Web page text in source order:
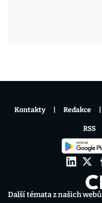
Další témata z našich webů
Kontakty Redakce
RSS